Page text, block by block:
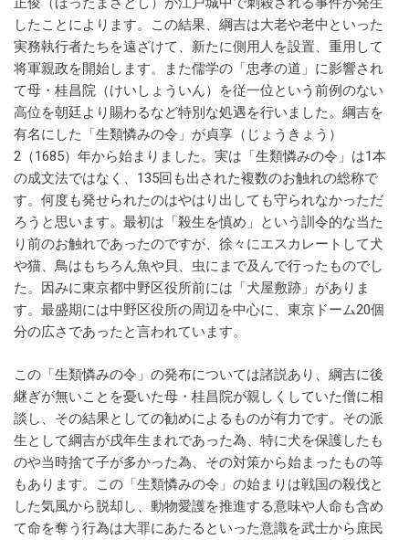
したことによります。この結果、綱吉は大老や老中といった
実務執行者たちを遠ざけて、新たに側用人を設置、重用して
将軍親政を開始します。また儒学の「忠孝の道」に影響され
て母・桂昌院（けいしょういん）を従一位という前例のない
高位を朝廷より賜わるなど特別な処遇を行いました。綱吉を
有名にした「生類憐みの令」が貞享（じょうきょう）
2（1685）年から始まりました。実は「生類憐みの令」は1本
の成文法ではなく、135回も出された複数のお触れの総称で
す。何度も発せられたのはやはり出しても守られなかっただ
ろうと思います。最初は「殺生を慎め」という訓令的な当た
り前のお触れであったのですが、徐々にエスカレートして犬
や猫、鳥はもちろん魚や貝、虫にまで及んで行ったものでし
た。因みに東京都中野区役所前には「犬屋敷跡」がありま
す。最盛期には中野区役所の周辺を中心に、東京ドーム20個
分の広さであったと言われています。
この「生類憐みの令」の発布については諸説あり、綱吉に後
継ぎが無いことを憂いた母・桂昌院が親しくしていた僧に相
談し、その結果としての勧めによるものが有力です。その派
生として綱吉が戌年生まれであった為、特に犬を保護したも
のや当時捨て子が多かった為、その対策から始まったもの等
もあります。この「生類憐みの令」の始まりは戦国の殺伐と
した気風から脱却し、動物愛護を推進する意味や人命も含め
て命を奪う行為は大罪にあたるといった意識を武士から庶民